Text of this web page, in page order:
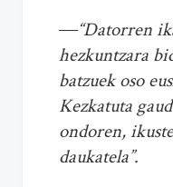
―“Datorren
hezkuntzara
batzuek oso
Kezkatuta
ondoren,
daukatela”.